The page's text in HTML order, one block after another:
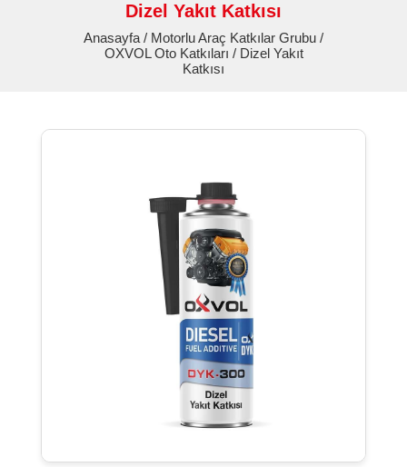
Dizel Yakıt Katkısı
Anasayfa / Motorlu Araç Katkılar Grubu /
OXVOL Oto Katkıları / Dizel Yakıt
Katkısı